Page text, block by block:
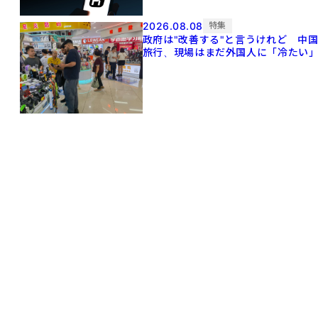
2026.08.08 特集
政府は"改善する"と言うけれど 中国
旅行、現場はまだ外国人に「冷たい